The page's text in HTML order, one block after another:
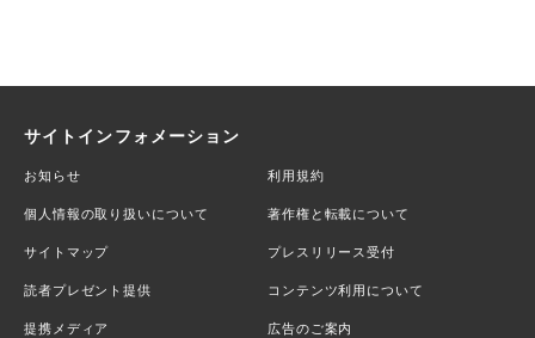
サイトインフォメーション
お知らせ 利用規約
個人情報の取り扱いについて 著作権と転載について
サイトマップ プレスリリース受付
読者プレゼント提供 コンテンツ利用について
提携メディア 広告のご案内